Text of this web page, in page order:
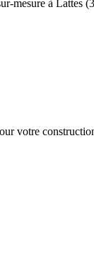
mesure à Lattes
votre